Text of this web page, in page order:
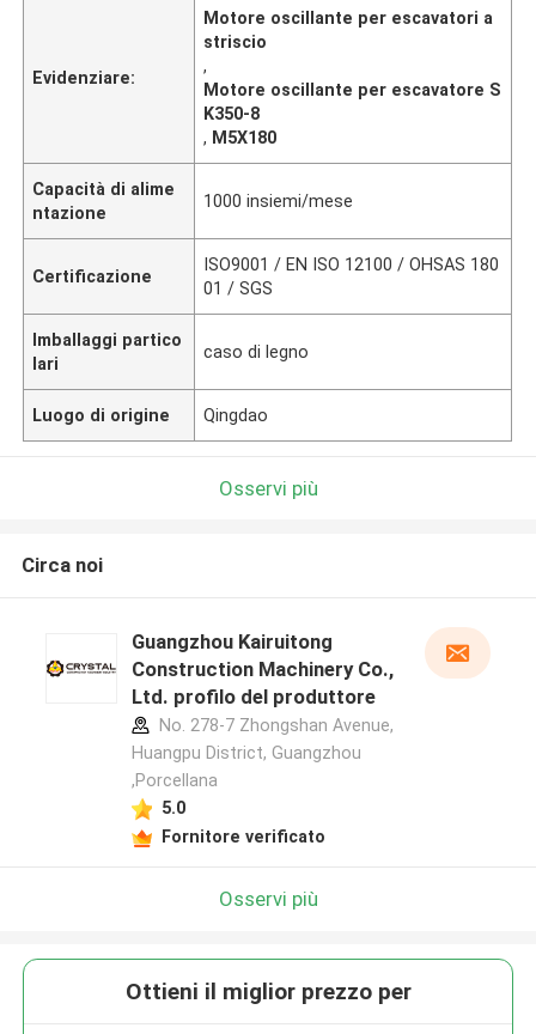
Evidenziare:
Motore oscillante per escavatori a
striscio
,
Motore oscillante per escavatore S
K350-8
, M5X180
Capacità di alime
ntazione
1000 insiemi/mese
Certificazione
ISO9001 / EN ISO 12100 / OHSAS 180
01 / SGS
Imballaggi partico
lari
caso di legno
Luogo di origine Qingdao
Osservi più
Circa noi
Guangzhou Kairuitong
Construction Machinery Co.,
Ltd. profilo del produttore
No. 278-7 Zhongshan Avenue,
Huangpu District, Guangzhou
,Porcellana
5.0
Fornitore verificato
Osservi più
Ottieni il miglior prezzo per